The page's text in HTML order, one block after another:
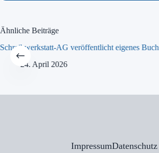
Ähnliche Beiträge
Schreibwerkstatt-AG veröffentlicht eigenes Buch
24. April 2026
ImpressumDatenschutz